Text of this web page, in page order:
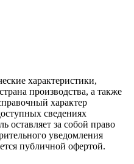
характеристики,
производства, а также
характер
сведениях
оставляет за собой право
уведомления
публичной офертой.